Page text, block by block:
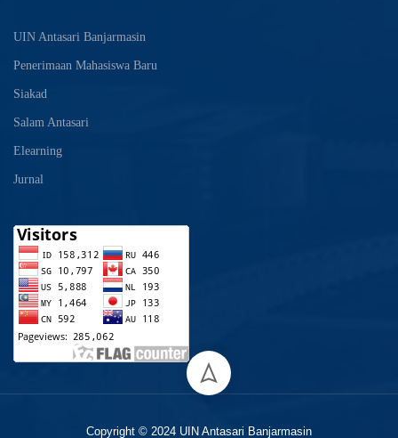
UIN Antasari Banjarmasin
Penerimaan Mahasiswa Baru
Siakad
Salam Antasari
Elearning
Jurnal
Copyright © 2024 UIN Antasari Banjarmasin